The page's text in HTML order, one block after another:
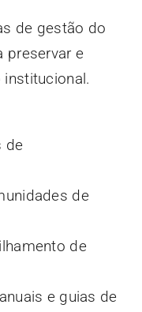
de gestão do
preservar e
de
de
de
e guias de